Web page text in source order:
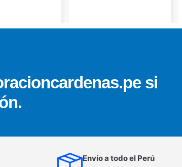
si
Envío a todo el Perú